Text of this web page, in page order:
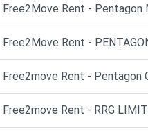
Free2Move Rent - Pentagon
Free2Move Rent -
Free2move Rent - Pentagon
Free2move Rent - RRG